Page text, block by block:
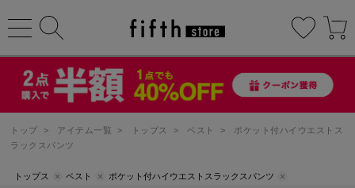
トップ > アイテム一覧 > トップス > ベスト >
ポケット付ハイウエストス
ラックスパンツ
トップス ベスト ポケット付ハイウエストスラックスパンツ